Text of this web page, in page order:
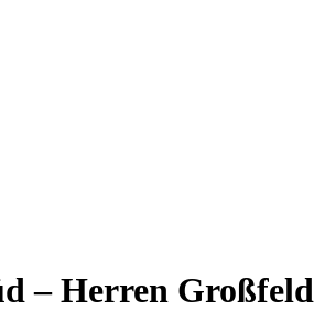
– Herren Großfeld